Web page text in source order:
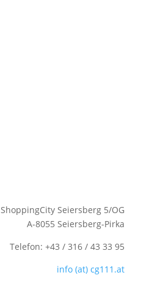
ShoppingCity Seiersberg 5/OG
A-8055 Seiersberg-Pirka
Telefon: +43 / 316 / 43 33 95
info (at) cg111.at